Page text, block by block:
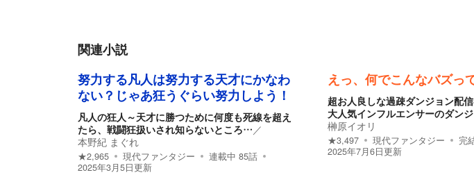
関連小説
努力する凡人は努力する天才にかなわ
ない？じゃあ狂うぐらい努力しよう！
凡人の狂人～天才に勝つために何度も死線を超え
たら、戦闘狂扱いされ知らないところ…／
本野紀 まぐれ
★2,965 現代ファンタジー 連載中 85話
2025年3月5日更新
えっ、何でこんなバズっ
超お人良しな過疎ダンジョン配
大人気インフルエンサーのダン
榊原イオリ
★3,497 現代ファンタジー 完
2025年7月6日更新